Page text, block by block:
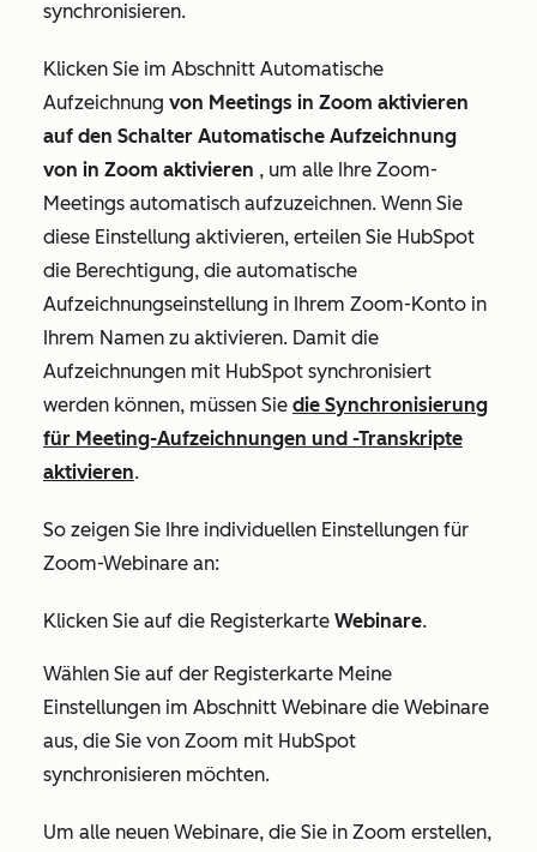
synchronisieren.
Klicken Sie im Abschnitt Automatische
Aufzeichnung von Meetings in Zoom aktivieren
auf den Schalter Automatische Aufzeichnung
von in Zoom aktivieren , um alle Ihre Zoom-
Meetings automatisch aufzuzeichnen. Wenn Sie
diese Einstellung aktivieren, erteilen Sie HubSpot
die Berechtigung, die automatische
Aufzeichnungseinstellung in Ihrem Zoom-Konto in
Ihrem Namen zu aktivieren. Damit die
Aufzeichnungen mit HubSpot synchronisiert
werden können, müssen Sie die Synchronisierung
für Meeting-Aufzeichnungen und -Transkripte
aktivieren.
So zeigen Sie Ihre individuellen Einstellungen für
Zoom-Webinare an:
Klicken Sie auf die Registerkarte Webinare.
Wählen Sie auf der Registerkarte Meine
Einstellungen im Abschnitt Webinare die Webinare
aus, die Sie von Zoom mit HubSpot
synchronisieren möchten.
Um alle neuen Webinare, die Sie in Zoom erstellen,